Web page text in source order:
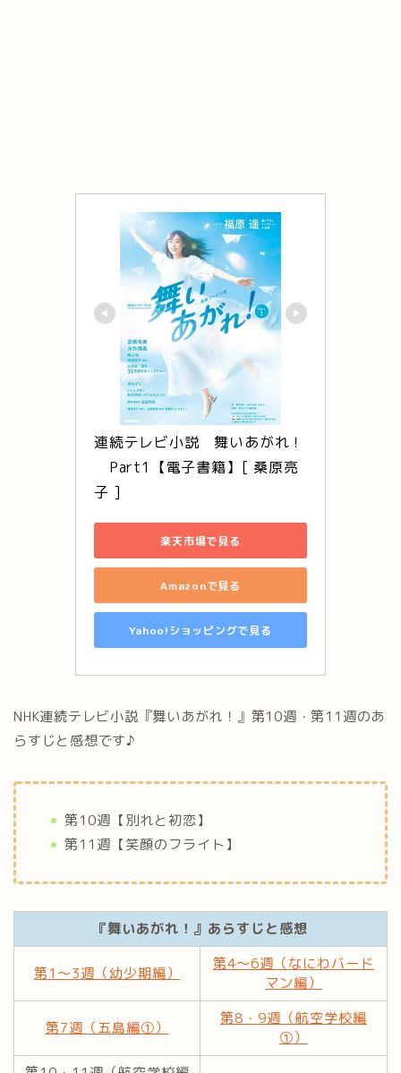
連続テレビ小説　舞いあがれ！
Part1【電子書籍】[ 桑原亮
子 ]
楽天市場で見る
Amazonで見る
Yahoo!ショッピングで見る
NHK連続テレビ小説『舞いあがれ！』第10週・第11週のあ
らすじと感想です♪
第10週【別れと初恋】
第11週【笑顔のフライト】
『舞いあがれ！』あらすじと感想
第1～3週（幼少期編）
第4～6週（なにわバード
マン編）
第7週（五島編①）
第8・9週（航空学校編
①）